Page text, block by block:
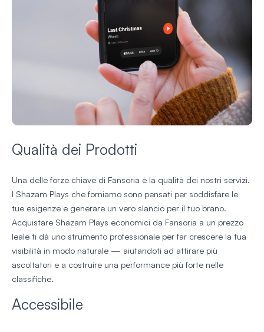
Qualità dei Prodotti
Una delle forze chiave di Fansoria è la qualità dei nostri servizi.
I Shazam Plays che forniamo sono pensati per soddisfare le
tue esigenze e generare un vero slancio per il tuo brano.
Acquistare Shazam Plays economici da Fansoria a un prezzo
leale ti dà uno strumento professionale per far crescere la tua
visibilità in modo naturale — aiutandoti ad attirare più
ascoltatori e a costruire una performance più forte nelle
classifiche.
Accessibile